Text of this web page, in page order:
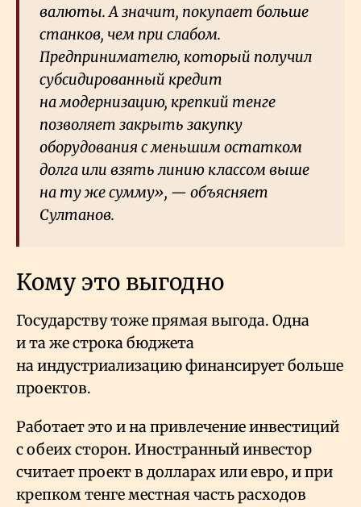
валюты. А значит, покупает больше
станков, чем при слабом.
Предпринимателю, который получил
субсидированный кредит
на модернизацию, крепкий тенге
позволяет закрыть закупку
оборудования с меньшим остатком
долга или взять линию классом выше
на ту же сумму», — объясняет
Султанов.
Кому это выгодно
Государству тоже прямая выгода. Одна
и та же строка бюджета
на индустриализацию финансирует больше
проектов.
Работает это и на привлечение инвестиций
с обеих сторон. Иностранный инвестор
считает проект в долларах или евро, и при
крепком тенге местная часть расходов